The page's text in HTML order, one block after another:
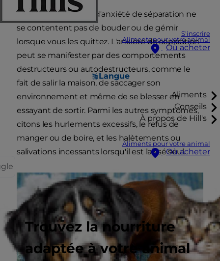
S'inscrire
Aliments pour votre animal
Où acheter
Langue
Aliments
Conseils
À propos de Hill's
Aliments pour votre animal
Où acheter
Trouvez la nourriture
adaptée à votre animal
Les chiens souffrant d'anxiété de séparation ne
se contentent pas de bouder ou de gémir
lorsque vous les quittez. L'anxiété de séparation
peut se manifester par des comportements
destructeurs ou autodestructeurs, comme le
fait de salir la maison, de saccager son
environnement et même de se blesser en
essayant de sortir. Parmi les autres symptômes,
citons les hurlements excessifs, le refus de
manger ou de boire, et les halètements ou
salivations incessants lorsqu'il est laissé seul.